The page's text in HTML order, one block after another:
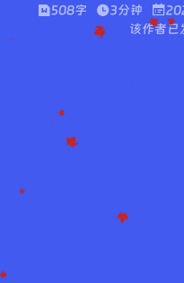
508字 3分钟
该作者已